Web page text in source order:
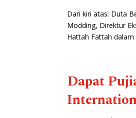
Dari kiri atas: Duta
Modding, Direktur
Hattah Fattah dalam
Dapat